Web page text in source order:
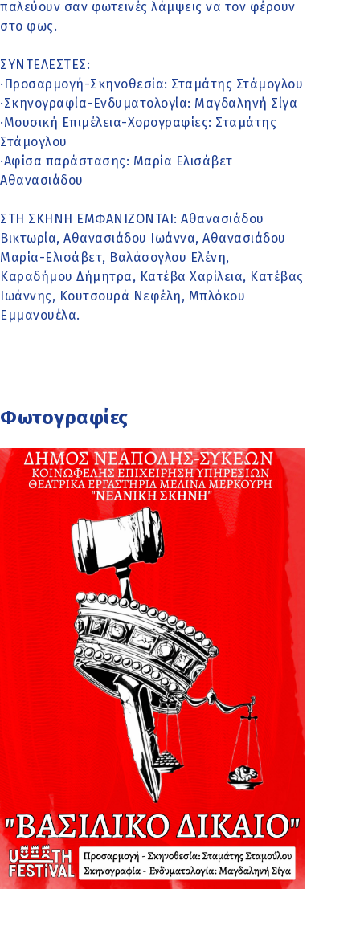
παλεύουν σαν φωτεινές λάμψεις να τον φέρουν
στο φως.
ΣΥΝΤΕΛΕΣΤΕΣ:
·Προσαρμογή-Σκηνοθεσία: Σταμάτης Στάμογλου
·Σκηνογραφία-Ενδυματολογία: Μαγδαληνή Σίγα
·Μουσική Επιμέλεια-Χορογραφίες: Σταμάτης
Στάμογλου
·Αφίσα παράστασης: Μαρία Ελισάβετ
Αθανασιάδου
ΣΤΗ ΣΚΗΝΗ ΕΜΦΑΝΙΖΟΝΤΑΙ: Αθανασιάδου
Βικτωρία, Αθανασιάδου Ιωάννα, Αθανασιάδου
Μαρία-Ελισάβετ, Βαλάσογλου Ελένη,
Καραδήμου Δήμητρα, Κατέβα Χαρίλεια, Κατέβας
Ιωάννης, Κουτσουρά Νεφέλη, Μπλόκου
Εμμανουέλα.
Φωτογραφίες